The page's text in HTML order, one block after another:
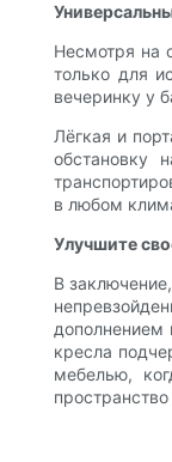
Несмотря на
только для
вечеринку у
Лёгкая и
обстановку
в любом
Улучшите
В
дополнением
кресла
мебелью,